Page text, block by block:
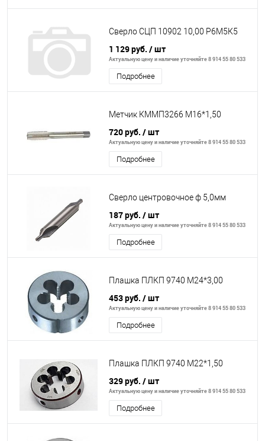
Сверло СЦП 10902 10,00 Р6М5К5
1 129 руб. / шт
Актуальную цену и наличие уточняйте 8 914 55 80 533
Подробнее
Метчик КММП3266 М16*1,50
720 руб. / шт
Актуальную цену и наличие уточняйте 8 914 55 80 533
Подробнее
Сверло центровочное ф 5,0мм
187 руб. / шт
Актуальную цену и наличие уточняйте 8 914 55 80 533
Подробнее
Плашка ПЛКП 9740 М24*3,00
453 руб. / шт
Актуальную цену и наличие уточняйте 8 914 55 80 533
Подробнее
Плашка ПЛКП 9740 М22*1,50
329 руб. / шт
Актуальную цену и наличие уточняйте 8 914 55 80 533
Подробнее